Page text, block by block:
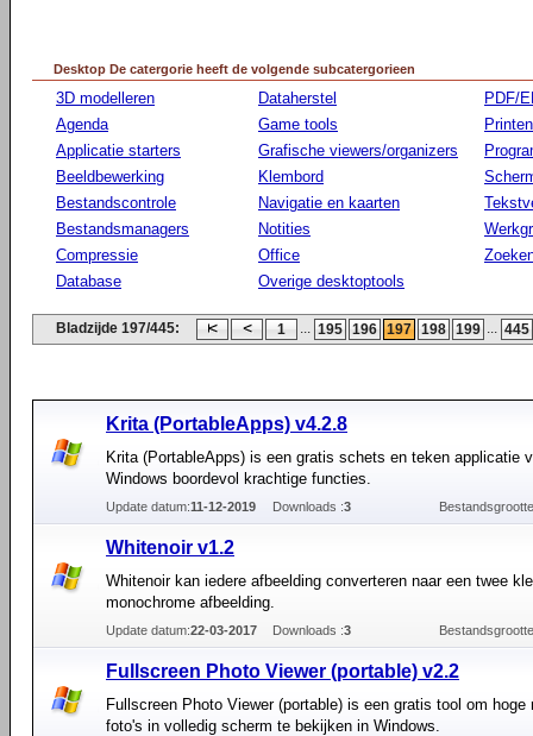
Desktop De catergorie heeft de volgende subcatergorieen
3D modelleren
Agenda
Applicatie starters
Beeldbewerking
Bestandscontrole
Bestandsmanagers
Compressie
Database
Dataherstel
Game tools
Grafische viewers/organizers
Klembord
Navigatie en kaarten
Notities
Office
Overige desktoptools
PDF/
Printen
Bladzijde 197/445: 1 ... 195 196 197 198 199 ... 445
Krita (PortableApps) v4.2.8
Krita (PortableApps) is een gratis schets en teken applicatie
Windows boordevol krachtige functies.
Update datum:11-12-2019 Downloads :3
Whitenoir v1.2
Whitenoir kan iedere afbeelding converteren naar een twee
monochrome afbeelding.
Update datum:22-03-2017 Downloads :3
Fullscreen Photo Viewer (portable) v2.2
Fullscreen Photo Viewer (portable) is een gratis tool om hoge
foto's in volledig scherm te bekijken in Windows.